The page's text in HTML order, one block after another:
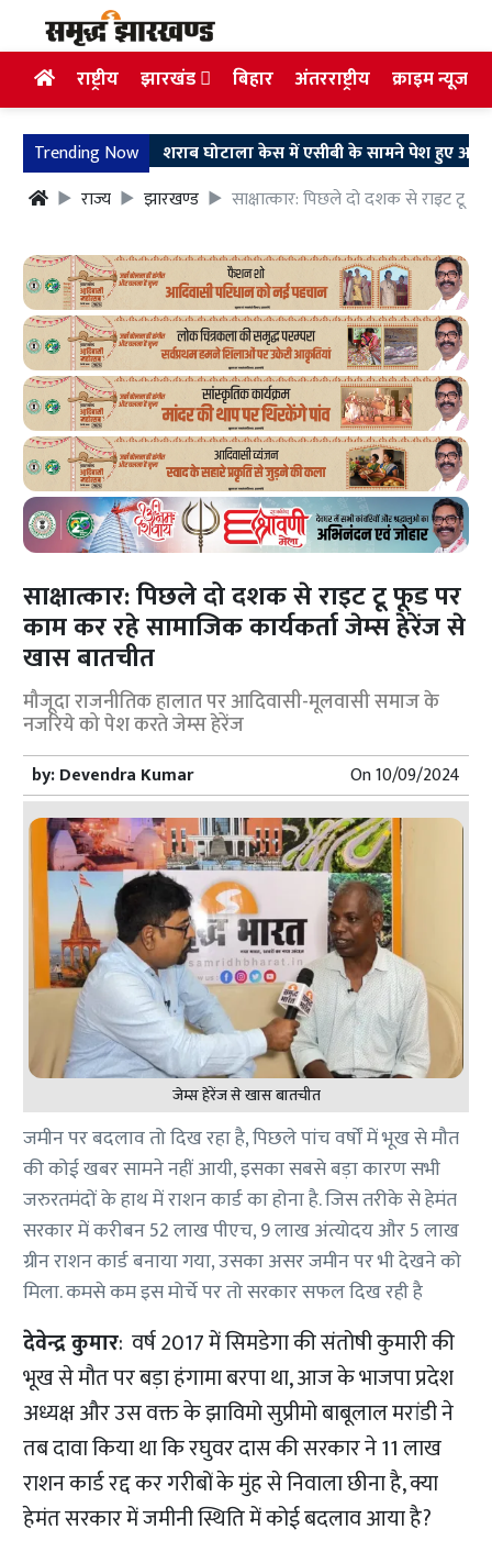
राष्ट्रीय झारखंड बिहार अंतरराष्ट्रीय क्राइम न्यूज
Trending Nowशराब घोटाला केस में एसीबी के सामने पेश हुए अरुण सिंह,
राज्य
झारखण्ड साक्षात्कार: पिछले दो दशक से राइट टू
साक्षात्कार: पिछले दो दशक से राइट टू फूड पर
काम कर रहे सामाजिक कार्यकर्ता जेम्स हेरेंज से
खास बातचीत
मौजूदा राजनीतिक हालात पर आदिवासी-मूलवासी समाज के
नजरिये को पेश करते जेम्स हेरेंज
by:Devendra Kumar On10/09/2024
जेम्स हेरेंज से खास बातचीत
जमीन पर बदलाव तो दिख रहा है, पिछले पांच वर्षों में भूख से मौत
की कोई खबर सामने नहीं आयी, इसका सबसे बड़ा कारण सभी
जरुरतमंदों के हाथ में राशन कार्ड का होना है. जिस तरीके से हेमंत
सरकार में करीबन 52 लाख पीएच, 9 लाख अंत्योदय और 5 लाख
ग्रीन राशन कार्ड बनाया गया, उसका असर जमीन पर भी देखने को
मिला. कमसे कम इस मोर्चे पर तो सरकार सफल दिख रही है
देवेन्द्र कुमार: वर्ष 2017 में सिमडेगा की संतोषी कुमारी की
भूख से मौत पर बड़ा हंगामा बरपा था, आज के भाजपा प्रदेश
अध्यक्ष और उस वक्त के झाविमो सुप्रीमो बाबूलाल मरांडी ने
तब दावा किया था कि रघुवर दास की सरकार ने 11 लाख
राशन कार्ड रद्द कर गरीबों के मुंह से निवाला छीना है, क्या
हेमंत सरकार में जमीनी स्थिति में कोई बदलाव आया है?